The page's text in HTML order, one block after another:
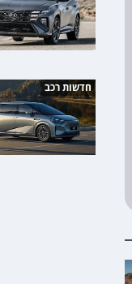
חדשות רכב